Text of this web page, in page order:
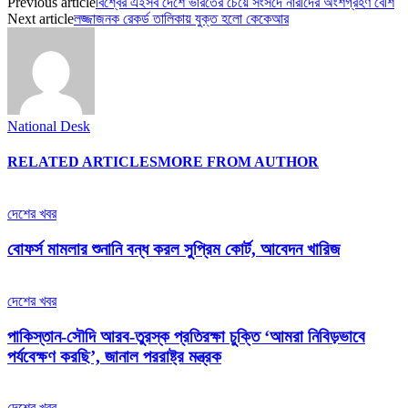
Next articleলজ্জাজনক রেকর্ড তালিকায় যুক্ত হলো কেকেআর
National Desk
RELATED ARTICLESMORE FROM AUTHOR
দেশের খবর
বোফর্স মামলার শুনানি বন্ধ করল সুপ্রিম কোর্ট, আবেদন খারিজ
দেশের খবর
পাকিস্তান-সৌদি আরব-তুরস্ক প্রতিরক্ষা চুক্তি ‘আমরা নিবিড়ভাবে
পর্যবেক্ষণ করছি’, জানাল পররাষ্ট্র মন্ত্রক